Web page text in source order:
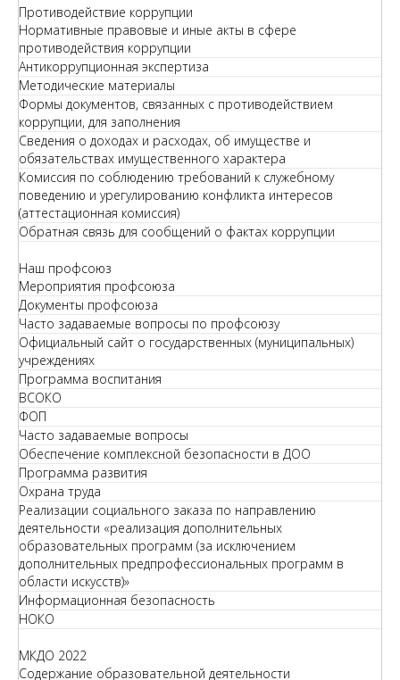
Противодействие коррупции
Нормативные правовые и иные акты в сфере
противодействия коррупции
Антикоррупционная экспертиза
Методические материалы
Формы документов, связанных с противодействием
коррупции, для заполнения
Сведения о доходах и расходах, об имуществе и
обязательствах имущественного характера
Комиссия по соблюдению требований к служебному
поведению и урегулированию конфликта интересов
(аттестационная комиссия)
Обратная связь для сообщений о фактах коррупции
Наш профсоюз
Мероприятия профсоюза
Документы профсоюза
Часто задаваемые вопросы по профсоюзу
Официальный сайт о государственных (муниципальных)
учреждениях
Программа воспитания
ВСОКО
ФОП
Часто задаваемые вопросы
Обеспечение комплексной безопасности в ДОО
Программа развития
Охрана труда
Реализации социального заказа по направлению
деятельности «реализация дополнительных
образовательных программ (за исключением
дополнительных предпрофессиональных программ в
области искусств)»
Информационная безопасность
НОКО
МКДО 2022
Содержание образовательной деятельности